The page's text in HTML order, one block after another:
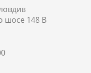
шосе 148 В